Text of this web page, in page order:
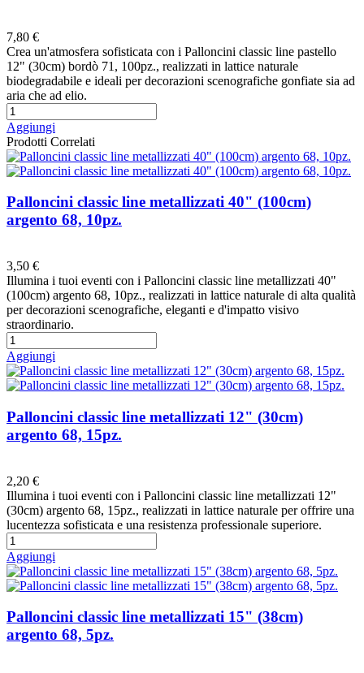
7,80 €
Crea un'atmosfera sofisticata con i Palloncini classic line pastello
12" (30cm) bordò 71, 100pz., realizzati in lattice naturale
biodegradabile e ideali per decorazioni scenografiche gonfiate sia ad
aria che ad elio.
Aggiungi
Prodotti Correlati
Palloncini classic line metallizzati 40" (100cm)
argento 68, 10pz.
3,50 €
Illumina i tuoi eventi con i Palloncini classic line metallizzati 40"
(100cm) argento 68, 10pz., realizzati in lattice naturale di alta qualità
per decorazioni scenografiche, eleganti e d'impatto visivo
straordinario.
Aggiungi
Palloncini classic line metallizzati 12" (30cm)
argento 68, 15pz.
2,20 €
Illumina i tuoi eventi con i Palloncini classic line metallizzati 12"
(30cm) argento 68, 15pz., realizzati in lattice naturale per offrire una
lucentezza sofisticata e una resistenza professionale superiore.
Aggiungi
Palloncini classic line metallizzati 15" (38cm)
argento 68, 5pz.